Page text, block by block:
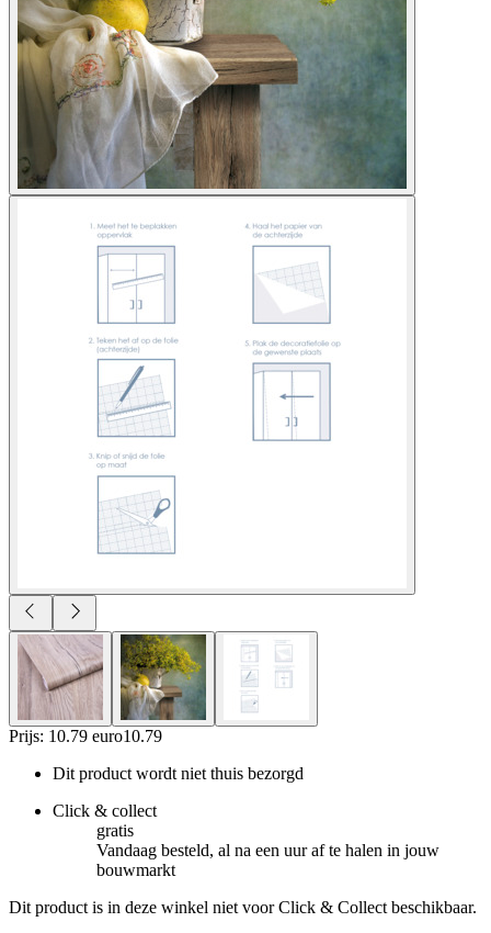
Prijs: 10.79 euro10.79
Dit product wordt niet thuis bezorgd
Click & collect
gratis
Vandaag besteld, al na een uur af te halen in jouw
bouwmarkt
Dit product is in deze winkel niet voor Click & Collect beschikbaar.